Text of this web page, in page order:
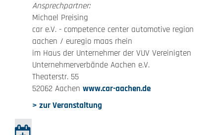
Ansprechpartner:
Michael Preising
car e.V. - competence center automotive region
aachen / euregio maas rhein
im Haus der Unternehmer der VUV Vereinigten
Unternehmerverbände Aachen e.V.
Theaterstr. 55
52062 Aachen www.car-aachen.de
> zur Veranstaltung